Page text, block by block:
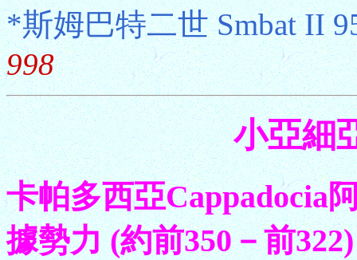
*斯姆巴特二世 Smbat II
998
小亞細
卡帕多西亞Cappadocia
據勢力 (約前350－前322)